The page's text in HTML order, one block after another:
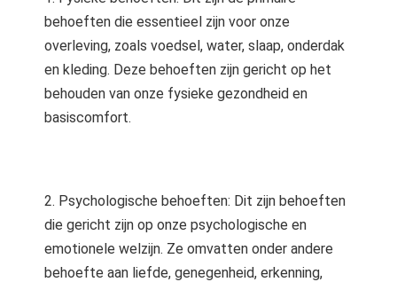
behoeften die essentieel zijn voor onze
overleving, zoals voedsel, water, slaap, onderdak
en kleding. Deze behoeften zijn gericht op het
behouden van onze fysieke gezondheid en
basiscomfort.
2. Psychologische behoeften: Dit zijn behoeften
die gericht zijn op onze psychologische en
emotionele welzijn. Ze omvatten onder andere
behoefte aan liefde, genegenheid, erkenning,